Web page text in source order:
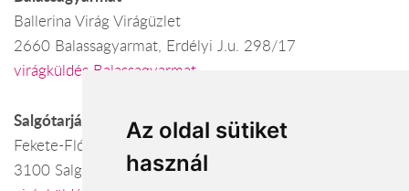
Az oldal sütiket
használ
Ballerina Virág Virágüzlet
2660 Balassagyarmat, Erdélyi J.u. 298/17
virágküldés Balassagyarmat
Salgótarján
Fekete-Flóra virágüzlet
3100 Salgótarján, Fő tér 2.